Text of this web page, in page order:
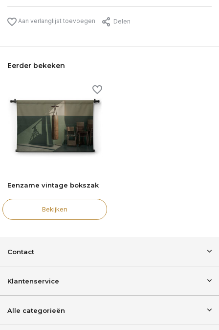
Aan verlanglijst toevoegen Delen
Eerder bekeken
Eenzame vintage bokszak
Bekijken
Contact
Klantenservice
Alle categorieën